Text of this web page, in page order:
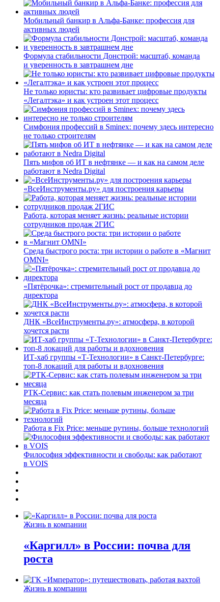
Мобильный банкир в Альфа-Банке: профессия для
активных людей
Формула стабильности Донстрой: масштаб, команда
и уверенность в завтрашнем дне
Не только юристы: кто развивает цифровые продукты
«Легалтэка» и как устроен этот процесс
Симфония профессий в Sminex: почему здесь интересно
не только строителям
Пять мифов об ИТ в нефтянке — и как на самом деле
работают в Nedra Digital
«ВсеИнструменты.ру» для построения карьеры
Работа, которая меняет жизнь: реальные истории
сотрудников продаж 2ГИС
Среда быстрого роста: три истории о работе в «Магнит
OMNI»
«Пятёрочка»: стремительный рост от продавца до
директора
ДНК «ВсеИнструменты.ру»: атмосфера, в которой
хочется расти
ИТ-хаб группы «Т-Технологии» в Санкт-Петербурге:
топ-8 локаций для работы и вдохновения
РТК-Сервис: как стать полевым инженером за три
месяца
Работа в Fix Price: меньше рутины, больше технологий
Философия эффективности и свободы: как работают
в VOIS
Жизнь в компании
«Каргилл» в России: почва для
роста
Жизнь в компании